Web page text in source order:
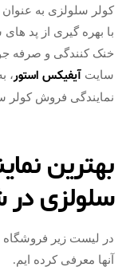
کولر سلولزی به‌
با بهره‌ گیری از پد
خنک‌ کنندگی و صرفه‌
سایت آیفیکس استور،
نمایندگی فروش کولر
بهترین
سلولزی در
در لیست زیر فروشگاه
آنها معرفی کرده ایم.